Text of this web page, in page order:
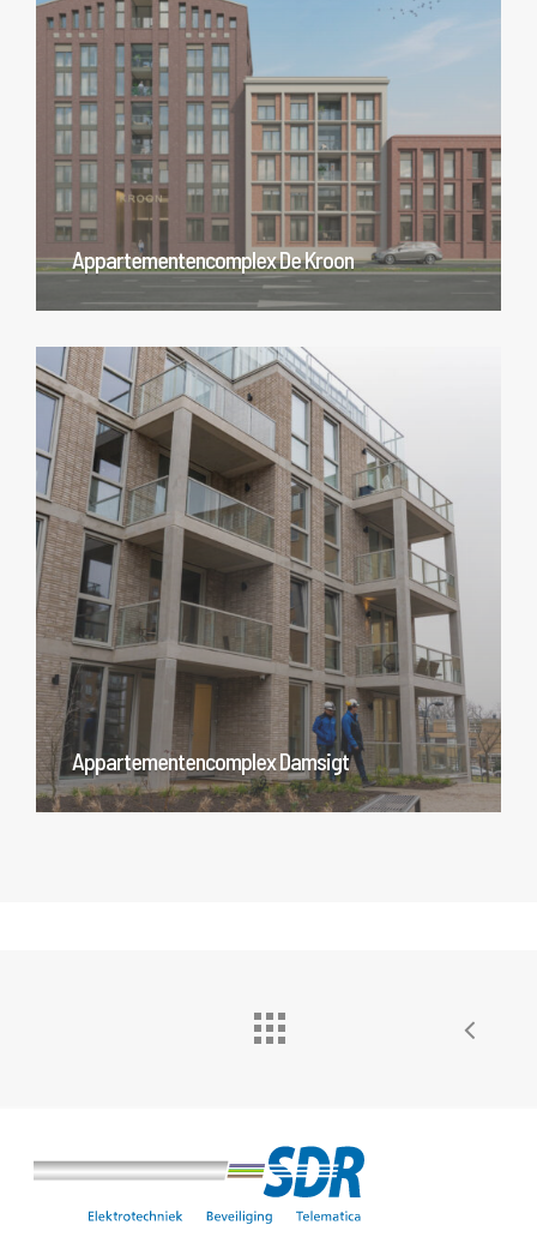
Appartementencomplex De Kroon
Appartementencomplex Damsigt